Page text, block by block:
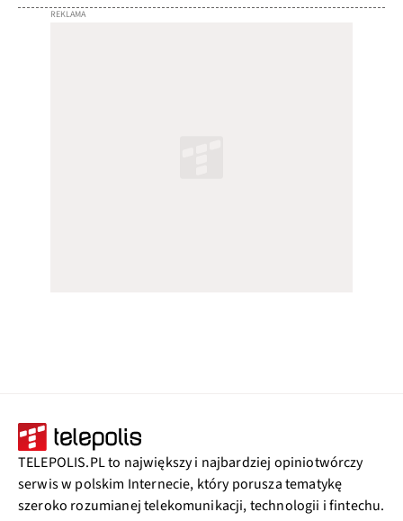
TELEPOLIS.PL to największy i najbardziej opiniotwórczy
serwis w polskim Internecie, który porusza tematykę
szeroko rozumianej telekomunikacji, technologii i fintechu.